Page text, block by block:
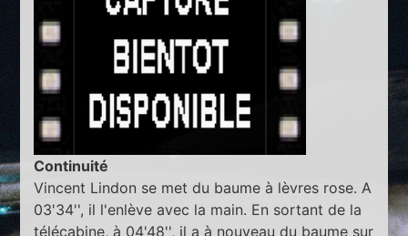
Continuité
Vincent Lindon se met du baume à lèvres rose. A
03'34'', il l'enlève avec la main. En sortant de la
télécabine, à 04'48'', il a à nouveau du baume sur